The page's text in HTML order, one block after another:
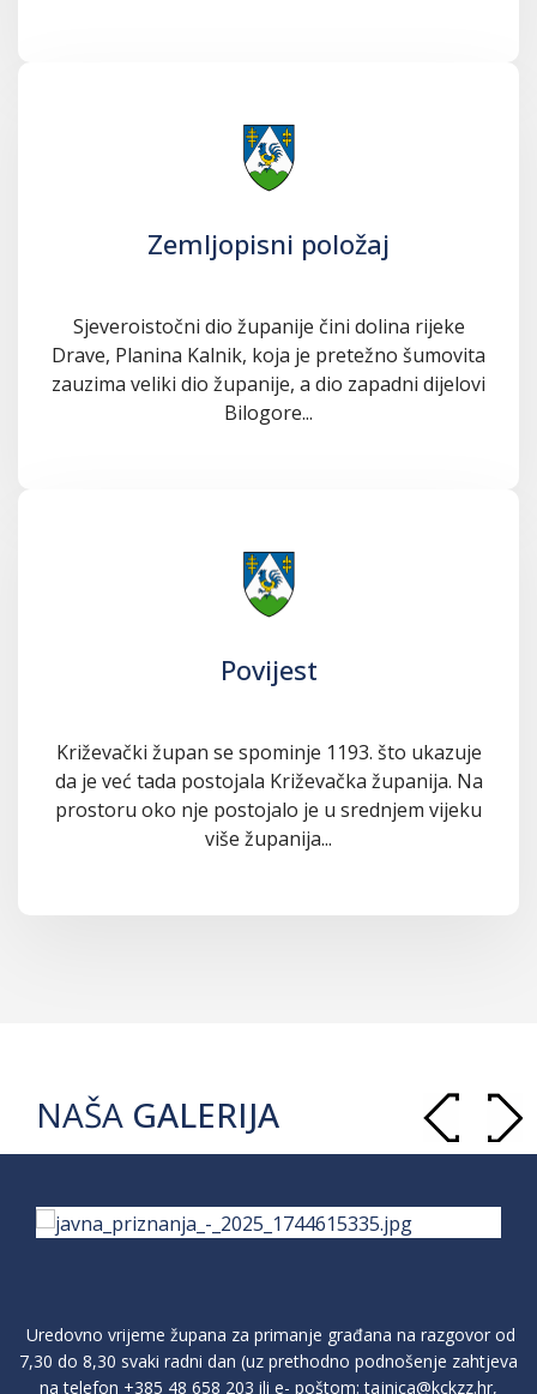
Zemljopisni položaj
Sjeveroistočni dio županije čini dolina rijeke
Drave, Planina Kalnik, koja je pretežno šumovita
zauzima veliki dio županije, a dio zapadni dijelovi
Bilogore...
Povijest
Križevački župan se spominje 1193. što ukazuje
da je već tada postojala Križevačka županija. Na
prostoru oko nje postojalo je u srednjem vijeku
više županija...
NAŠA GALERIJA
Uredovno vrijeme župana za primanje građana na razgovor od
7,30 do 8,30 svaki radni dan (uz prethodno podnošenje zahtjeva
na telefon +385 48 658 203 ili e- poštom:tajnica@kckzz.hr,